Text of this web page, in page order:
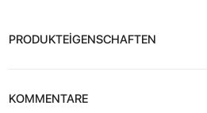
PRODUKTEİGENSCHAFTEN
KOMMENTARE